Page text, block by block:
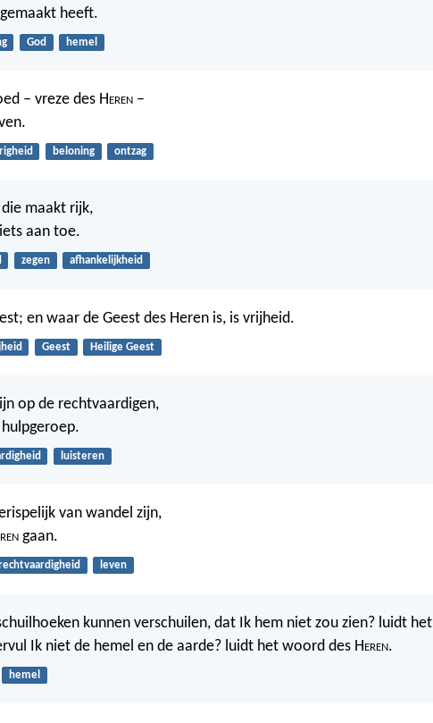
heeft.
God hemel
– vreze des Heren –
beloning ontzag
die maakt rijk,
aan toe.
zegen afhankelijkheid
en waar de Geest des Heren is, is vrijheid.
Geest Heilige Geest
op de rechtvaardigen,
luisteren
van wandel zijn,
gaan.
leven
kunnen verschuilen, dat Ik hem niet zou zien? luidt het
Ik niet de hemel en de aarde? luidt het woord des Heren.
hemel